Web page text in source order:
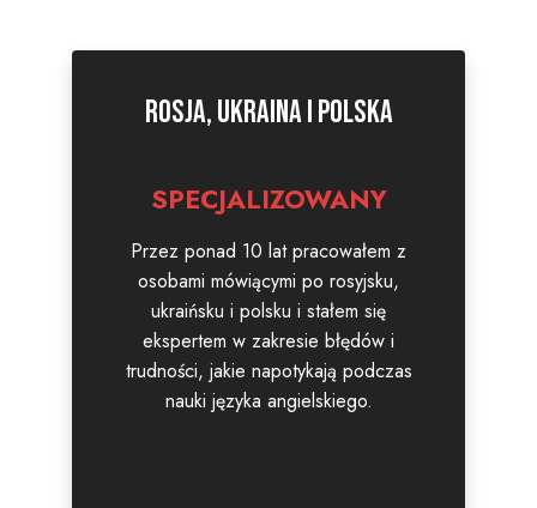
Rosja, Ukraina i Polska
SPECJALIZOWANY
Przez ponad 10 lat pracowałem z
osobami mówiącymi po rosyjsku,
ukraińsku i polsku i stałem się
ekspertem w zakresie błędów i
trudności, jakie napotykają podczas
nauki języka angielskiego.